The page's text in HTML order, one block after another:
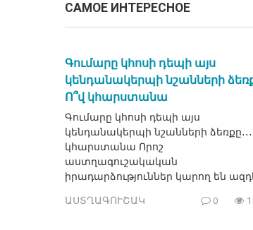
САМОЕ ИНТЕРЕСНОЕ
Գումարը կհոսի դեպի այս
կենդանակերպի նշանների
Ո՞վ կհարստանա
Գումարը կհոսի դեպի այս
կենդանակերպի նշանների
կհարստանա Որոշ
աստղագուշակական
իրադարձություններ կարող են
ԱՍՏՂԱԳՈՒՇԱԿ 0